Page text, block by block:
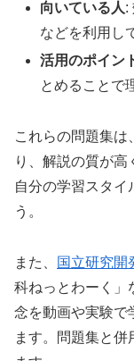
向いている人:
などを利用し
活用のポイン
とめることで
これらの問題集は
り、解説の質が高
自分の学習スタイ
う。
また、 国立研究開
科ねっとわーく」
念を動画や実験で
ます。問題集と併